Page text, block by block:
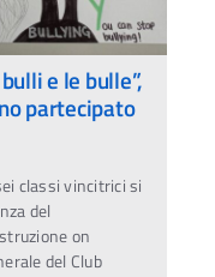
e le bulle”,
partecipato
classi vincitrici si
del
on
del Club